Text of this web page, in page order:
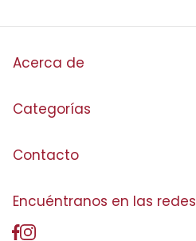
Acerca de
Categorías
Contacto
Encuéntranos en las redes